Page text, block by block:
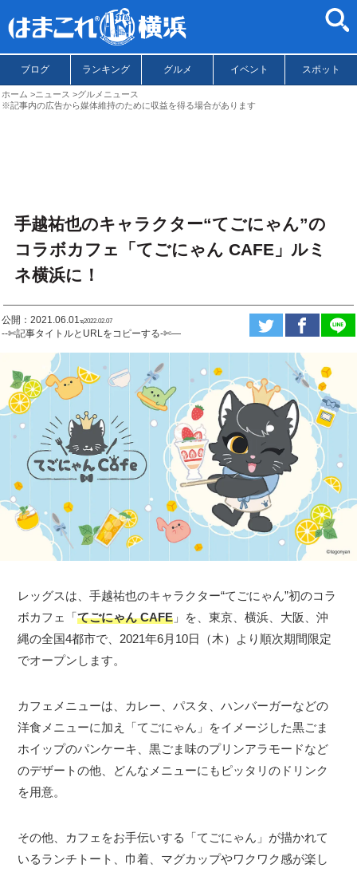
ブログ ランキング グルメ イベント スポット
ホーム ニュース
グルメニュース
※記事内の広告から媒体維持のために収益を得る場合があります
手越祐也のキャラクター“てごにゃん”の
コラボカフェ「てごにゃん CAFE」ルミ
ネ横浜に！
公開：2021.06.01ಇ2022.02.07
--✄記事タイトルとURLをコピーする-✄—
レッグスは、手越祐也のキャラクター“てごにゃん”初のコラ
ボカフェ「てごにゃん CAFE 」を、東京、横浜、大阪、沖
縄の全国4都市で、2021年6月10日（木）より順次期間限定
でオープンします。
カフェメニューは、カレー、パスタ、ハンバーガーなどの
洋食メニューに加え「てごにゃん」をイメージした黒ごま
ホイップのパンケーキ、黒ごま味のプリンアラモードなど
のデザートの他、どんなメニューにもピッタリのドリンク
を用意。
その他、カフェをお手伝いする「てごにゃん」が描かれて
いるランチトート、巾着、マグカップやワクワク感が楽し